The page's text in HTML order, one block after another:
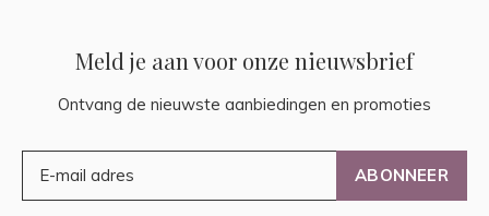
Meld je aan voor onze nieuwsbrief
Ontvang de nieuwste aanbiedingen en promoties
ABONNEER